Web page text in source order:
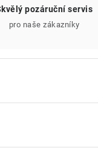
pozáruční servis
pro naše zákazníky